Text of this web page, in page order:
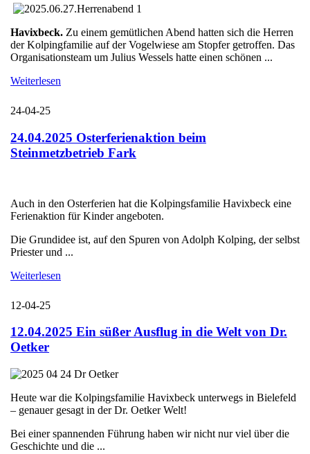
Havixbeck. Zu einem gemütlichen Abend hatten sich die Herren
der Kolpingfamilie auf der Vogelwiese am Stopfer getroffen. Das
Organisationsteam um Julius Wessels hatte einen schönen ...
Weiterlesen
24-04-25
24.04.2025 Osterferienaktion beim
Steinmetzbetrieb Fark
Auch in den Osterferien hat die Kolpingsfamilie Havixbeck eine
Ferienaktion für Kinder angeboten.
Die Grundidee ist, auf den Spuren von Adolph Kolping, der selbst
Priester und ...
Weiterlesen
12-04-25
12.04.2025 Ein süßer Ausflug in die Welt von Dr.
Oetker
Heute war die Kolpingsfamilie Havixbeck unterwegs in Bielefeld
– genauer gesagt in der Dr. Oetker Welt!
Bei einer spannenden Führung haben wir nicht nur viel über die
Geschichte und die ...